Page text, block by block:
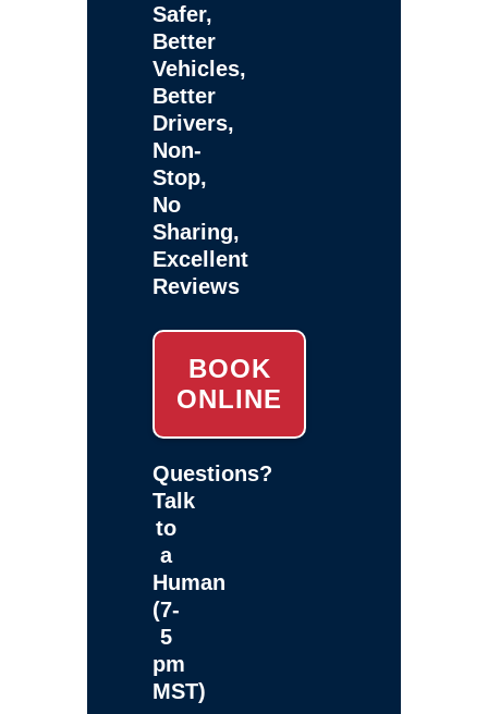
Safer,
Better
Vehicles,
Better
Drivers,
Non-
Stop,
No
Sharing,
Excellent
Reviews
BOOK
ONLINE
Questions?
Talk
to
a
Human
(7-
5
pm
MST)